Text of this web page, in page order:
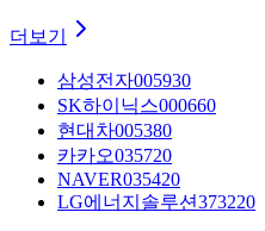
더보기
삼성전자005930
SK하이닉스000660
현대차005380
카카오035720
NAVER035420
LG에너지솔루션373220